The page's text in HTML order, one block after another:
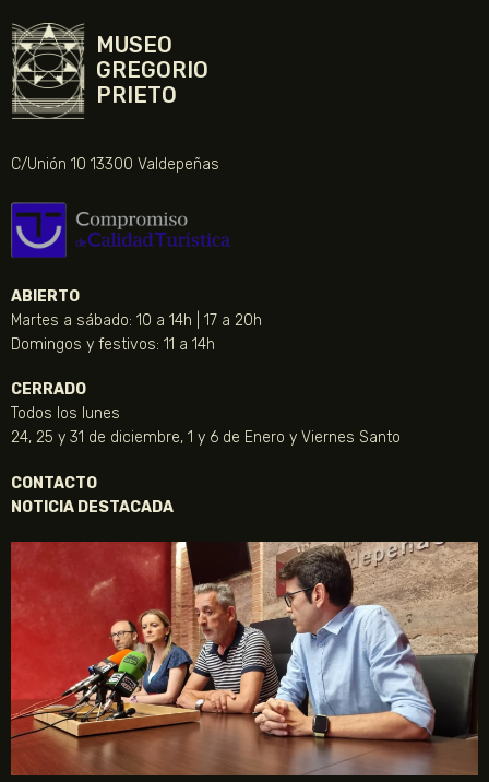
MUSEO
GREGORIO
PRIETO
C/Unión 10 13300 Valdepeñas
ABIERTO
Martes a sábado: 10 a 14h | 17 a 20h
Domingos y festivos: 11 a 14h
CERRADO
Todos los lunes
24, 25 y 31 de diciembre, 1 y 6 de Enero y Viernes Santo
CONTACTO
NOTICIA DESTACADA